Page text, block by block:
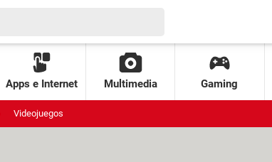
Apps e Internet Multimedia Gaming
Videojuegos